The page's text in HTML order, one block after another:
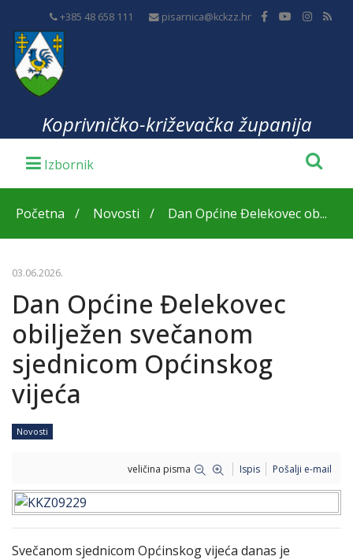
+385 48 658 111 pisarnica@kckzz.hr
Koprivničko-križevačka županija
Početna Novosti Dan Općine Đelekovec ob...
03.06.2026.
Dan Općine Đelekovec
obilježen svečanom
sjednicom Općinskog
vijeća
Novosti
veličina pisma Ispis Pošalji e-mail
Svečanom sjednicom Općinskog vijeća danas je